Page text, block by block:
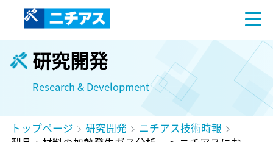
研究開発
Research & Development
トップページ 研究開発
ニチアス技術時報